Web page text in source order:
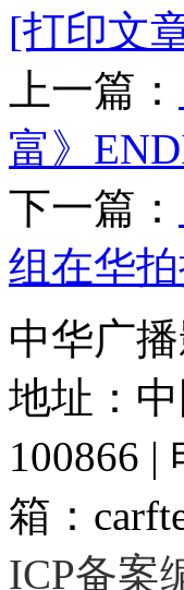
[打印文
上一篇：
富》
下一篇：
组在华
中华广
地址：
100866 |
箱：
ICP备案